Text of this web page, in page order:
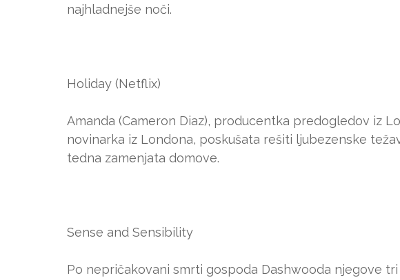
najhladnejše noči.
Holiday (Netflix)
Amanda (Cameron Diaz), producentka predogledov iz
novinarka iz Londona, poskušata rešiti ljubezenske
tedna zamenjata domove.
Sense and Sensibility
Po nepričakovani smrti gospoda Dashwooda njegove